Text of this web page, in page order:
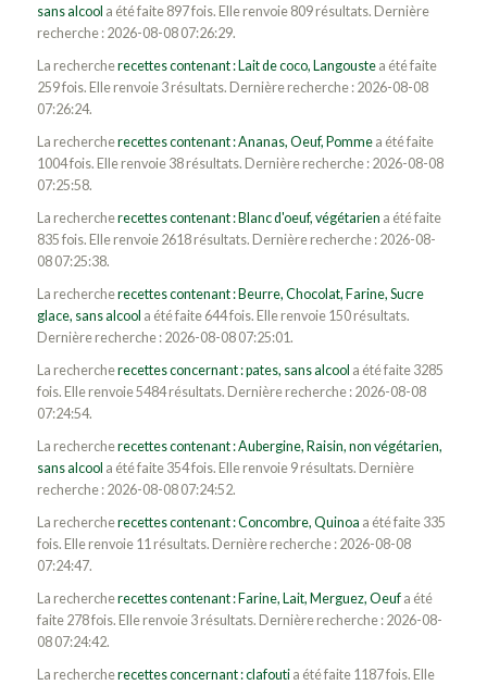
sans alcool a été faite 897 fois. Elle renvoie 809 résultats. Dernière
recherche : 2026-08-08 07:26:29.
La rechercherecettes contenant : Lait de coco, Langoustea été faite
259 fois. Elle renvoie 3 résultats. Dernière recherche : 2026-08-08
07:26:24.
La rechercherecettes contenant : Ananas, Oeuf, Pommea été faite
1004 fois. Elle renvoie 38 résultats. Dernière recherche : 2026-08-08
07:25:58.
La rechercherecettes contenant : Blanc d'oeuf, végétarien a été faite
835 fois. Elle renvoie 2618 résultats. Dernière recherche : 2026-08-
08 07:25:38.
La rechercherecettes contenant : Beurre, Chocolat, Farine, Sucre
glace, sans alcool a été faite 644 fois. Elle renvoie 150 résultats.
Dernière recherche : 2026-08-08 07:25:01.
La rechercherecettes concernant : pates, sans alcool a été faite 3285
fois. Elle renvoie 5484 résultats. Dernière recherche : 2026-08-08
07:24:54.
La rechercherecettes contenant : Aubergine, Raisin, non végétarien,
sans alcool a été faite 354 fois. Elle renvoie 9 résultats. Dernière
recherche : 2026-08-08 07:24:52.
La rechercherecettes contenant : Concombre, Quinoa a été faite 335
fois. Elle renvoie 11 résultats. Dernière recherche : 2026-08-08
07:24:47.
La rechercherecettes contenant : Farine, Lait, Merguez, Oeufa été
faite 278 fois. Elle renvoie 3 résultats. Dernière recherche : 2026-08-
08 07:24:42.
La rechercherecettes concernant : clafoutia été faite 1187 fois. Elle